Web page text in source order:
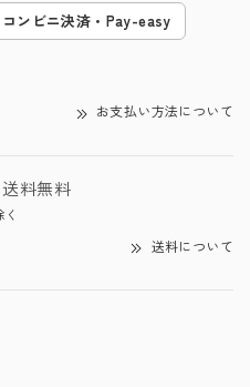
コンビニ決済・Pay-easy
お支払い方法について
送料無料
送料について